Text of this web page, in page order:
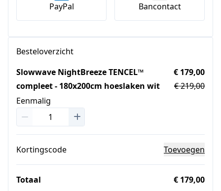
PayPal Bancontact
Besteloverzicht
Slowwave NightBreeze TENCEL™
compleet - 180x200cm hoeslaken wit
Eenmalig
€ 179,00
€ 219,00
Kortingscode Toevoegen
Totaal
€ 179,00